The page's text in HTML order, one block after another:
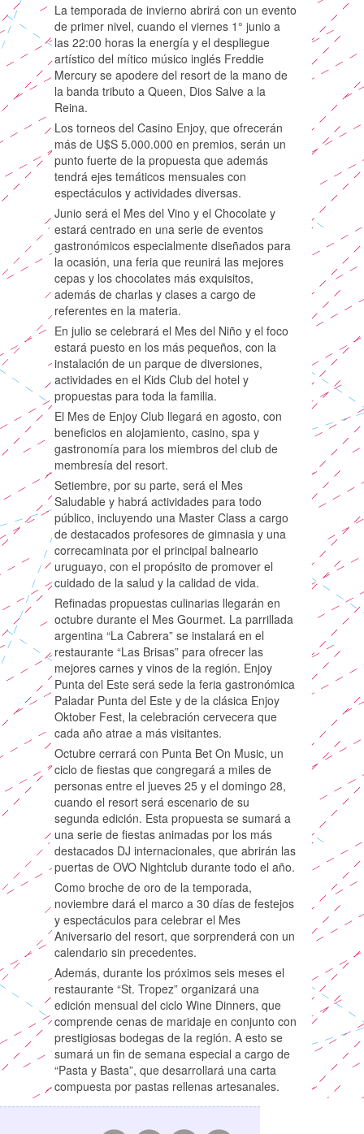
La temporada de invierno abrirá con un evento
de primer nivel, cuando el viernes 1° junio a
las 22:00 horas la energía y el despliegue
artístico del mítico músico inglés Freddie
Mercury se apodere del resort de la mano de
la banda tributo a Queen, Dios Salve a la
Reina.
Los torneos del Casino Enjoy, que ofrecerán
más de U$S 5.000.000 en premios, serán un
punto fuerte de la propuesta que además
tendrá ejes temáticos mensuales con
espectáculos y actividades diversas.
Junio será el Mes del Vino y el Chocolate y
estará centrado en una serie de eventos
gastronómicos especialmente diseñados para
la ocasión, una feria que reunirá las mejores
cepas y los chocolates más exquisitos,
además de charlas y clases a cargo de
referentes en la materia.
En julio se celebrará el Mes del Niño y el foco
estará puesto en los más pequeños, con la
instalación de un parque de diversiones,
actividades en el Kids Club del hotel y
propuestas para toda la familia.
El Mes de Enjoy Club llegará en agosto, con
beneficios en alojamiento, casino, spa y
gastronomía para los miembros del club de
membresía del resort.
Setiembre, por su parte, será el Mes
Saludable y habrá actividades para todo
público, incluyendo una Master Class a cargo
de destacados profesores de gimnasia y una
correcaminata por el principal balneario
uruguayo, con el propósito de promover el
cuidado de la salud y la calidad de vida.
Refinadas propuestas culinarias llegarán en
octubre durante el Mes Gourmet. La parrillada
argentina “La Cabrera” se instalará en el
restaurante “Las Brisas” para ofrecer las
mejores carnes y vinos de la región. Enjoy
Punta del Este será sede la feria gastronómica
Paladar Punta del Este y de la clásica Enjoy
Oktober Fest, la celebración cervecera que
cada año atrae a más visitantes.
Octubre cerrará con Punta Bet On Music, un
ciclo de fiestas que congregará a miles de
personas entre el jueves 25 y el domingo 28,
cuando el resort será escenario de su
segunda edición. Esta propuesta se sumará a
una serie de fiestas animadas por los más
destacados DJ internacionales, que abrirán las
puertas de OVO Nightclub durante todo el año.
Como broche de oro de la temporada,
noviembre dará el marco a 30 días de festejos
y espectáculos para celebrar el Mes
Aniversario del resort, que sorprenderá con un
calendario sin precedentes.
Además, durante los próximos seis meses el
restaurante “St. Tropez” organizará una
edición mensual del ciclo Wine Dinners, que
comprende cenas de maridaje en conjunto con
prestigiosas bodegas de la región. A esto se
sumará un fin de semana especial a cargo de
“Pasta y Basta”, que desarrollará una carta
compuesta por pastas rellenas artesanales.